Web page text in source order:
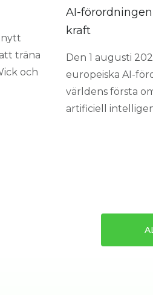
nytt
träna
och
AI-
kraft
Den 1 augusti
europeiska AI-
världens första
artificiell